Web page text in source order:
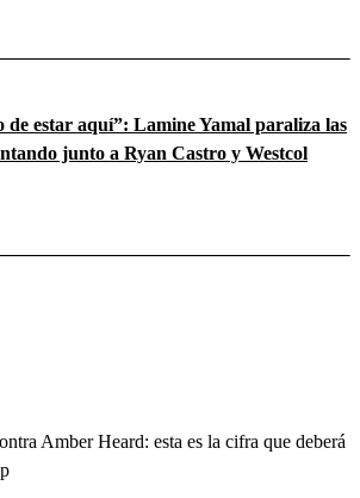
de estar aquí”: Lamine Yamal paraliza las
junto a Ryan Castro y Westcol
Amber Heard: esta es la cifra que deberá